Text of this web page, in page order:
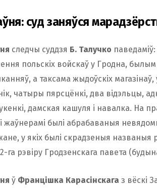
суд заняўся
следчы суддзя Б. Талучко
польскіх войскаў у Гродна,
а таксама жыдоўскіх
чатыры пярсцёнкі, два відэльцы,
дамская кашуля і навалка. На
жаўнерамі былі абрабаваныя
у якіх былі скрадзеныя
2-га рэвіру Гродзенскага павета
ў Францішка Карасінскага з вёскі